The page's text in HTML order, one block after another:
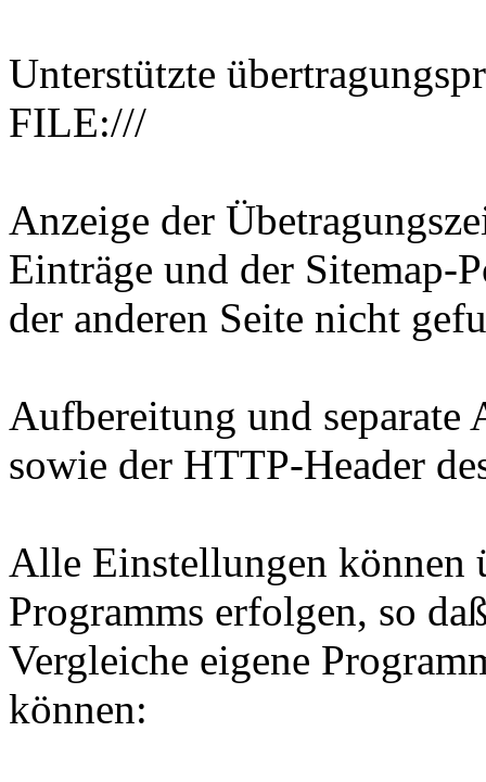
Unterstützte
FILE:///
Anzeige der
Einträge und der Sitemap-
der anderen Seite nicht
Aufbereitung und separate
sowie der HTTP-Header
Alle Einstellungen können
Programms erfolgen, so
Vergleiche eigene
können: